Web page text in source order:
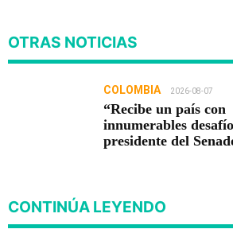
OTRAS NOTICIAS
COLOMBIA 2026-08-07
“Recibe un país con
innumerables
presidente del
CONTINÚA LEYENDO